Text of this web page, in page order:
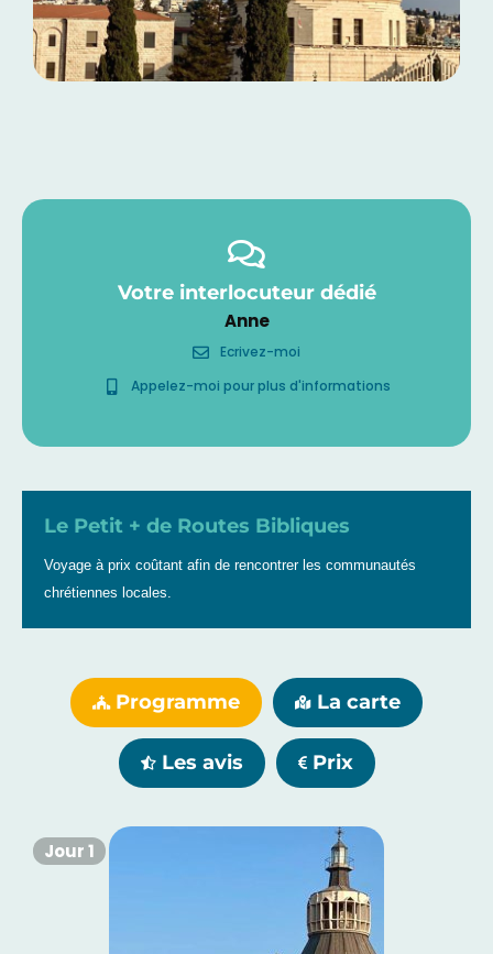
Votre interlocuteur dédié
Anne
Ecrivez-moi
Appelez-moi pour plus d'informations
Le Petit + de Routes Bibliques
Voyage à prix coûtant afin de rencontrer les communautés
chrétiennes locales.
Programme La carte
Les avis Prix
Jour 1